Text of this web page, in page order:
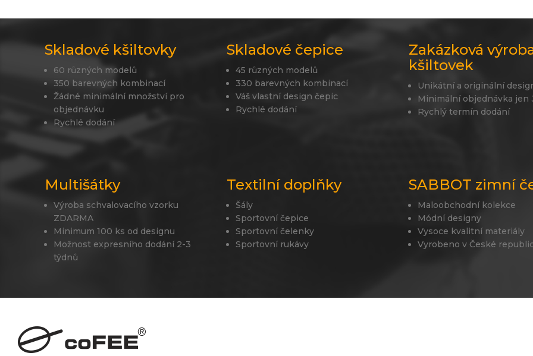
Skladové kšiltovky
60 různých modelů
350 barevných kombinací
Žádné minimální množství pro
objednávku
Rychlé dodání
Skladové čepice
45 různých modelů
330 barevných kombinací
Váš vlastní design čepic
Rychlé dodání
Zakázková
kšiltovek
Unikátní a originální
Minimální objednávka jen
Rychlý termín dodání
Multišátky
Výroba schvalovacího vzorku
ZDARMA
Minimum 100 ks od designu
Možnost expresního dodání 2-3
týdnů
Textilní doplňky
Šály
Sportovní čepice
Sportovní čelenky
Sportovní rukávy
SABBOT zimní
Maloobchodní kolekce
Módní designy
Vysoce kvalitní materiály
Vyrobeno v České